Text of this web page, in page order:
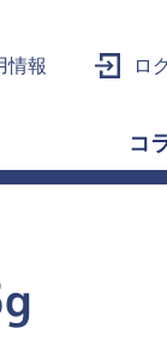
情報 ロ
コ